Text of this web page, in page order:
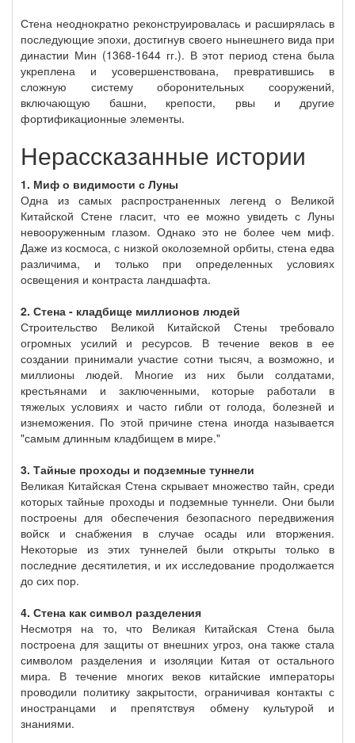
Стена неоднократно реконструировалась и расширялась в
последующие эпохи, достигнув своего нынешнего вида при
династии Мин (1368-1644 гг.). В этот период стена была
укреплена и усовершенствована, превратившись в
сложную систему оборонительных сооружений,
включающую башни, крепости, рвы и другие
фортификационные элементы.
Нерассказанные истории
1. Миф о видимости с Луны
Одна из самых распространенных легенд о Великой
Китайской Стене гласит, что ее можно увидеть с Луны
невооруженным глазом. Однако это не более чем миф.
Даже из космоса, с низкой околоземной орбиты, стена едва
различима, и только при определенных условиях
освещения и контраста ландшафта.
2. Стена - кладбище миллионов людей
Строительство Великой Китайской Стены требовало
огромных усилий и ресурсов. В течение веков в ее
создании принимали участие сотни тысяч, а возможно, и
миллионы людей. Многие из них были солдатами,
крестьянами и заключенными, которые работали в
тяжелых условиях и часто гибли от голода, болезней и
изнеможения. По этой причине стена иногда называется
"самым длинным кладбищем в мире."
3. Тайные проходы и подземные туннели
Великая Китайская Стена скрывает множество тайн, среди
которых тайные проходы и подземные туннели. Они были
построены для обеспечения безопасного передвижения
войск и снабжения в случае осады или вторжения.
Некоторые из этих туннелей были открыты только в
последние десятилетия, и их исследование продолжается
до сих пор.
4. Стена как символ разделения
Несмотря на то, что Великая Китайская Стена была
построена для защиты от внешних угроз, она также стала
символом разделения и изоляции Китая от остального
мира. В течение многих веков китайские императоры
проводили политику закрытости, ограничивая контакты с
иностранцами и препятствуя обмену культурой и
знаниями.